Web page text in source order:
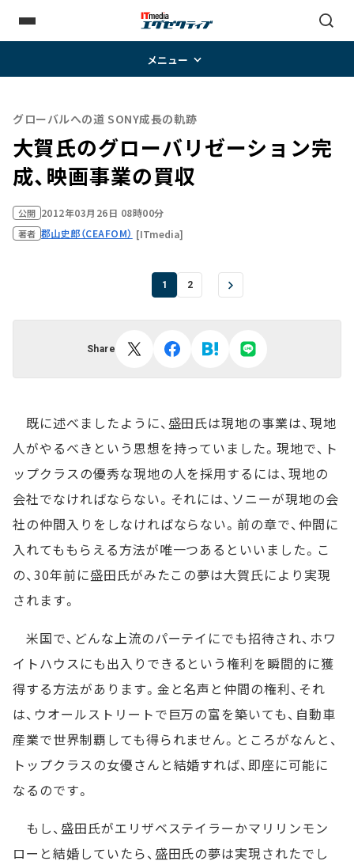
メニュー
グローバルへの道 SONY成長の軌跡
大賀氏のグローバリゼーション完
成、映画事業の買収
公開 2012年03月26日 08時00分
著者 郡山史郎（CEAFOM） [ITmedia]
1 2
Share
既に述べましたように、盛田氏は現地の事業は、現地
人がやるべきという思想を持っていました。現地で、ト
ップクラスの優秀な現地の人を採用するには、現地の
会社でなければならない。それには、ソニーが現地の会
社の仲間入りをしなければならない。前の章で、仲間に
入れてももらえる方法が唯一つあるといいました。こ
の、30年前に盛田氏がみたこの夢は大賀氏により実現
されます。
米国で、どんな上流のパーテイにでも招待され、ホワ
イトハウスにも出入りできるという権利を瞬間的に獲
得する方法があります。金と名声と仲間の権利、それ
は、ウオールストリートで巨万の富を築いても、自動車
産業で世界制覇しても得られません。ところがなんと、
トップクラスの女優さんと結婚すれば、即座に可能に
なるのです。
もし、盛田氏がエリザベステイラーかマリリンモン
ローと結婚していたら、盛田氏の夢は実現されたでし